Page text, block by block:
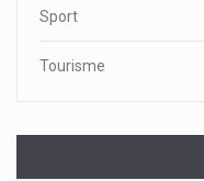
Sport
Tourisme